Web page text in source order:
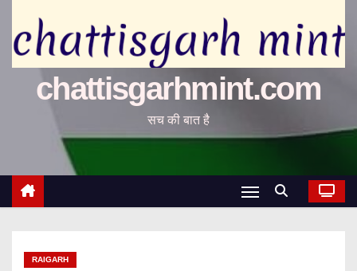
chattisgarhmint.com
सच की बात है
RAIGARH